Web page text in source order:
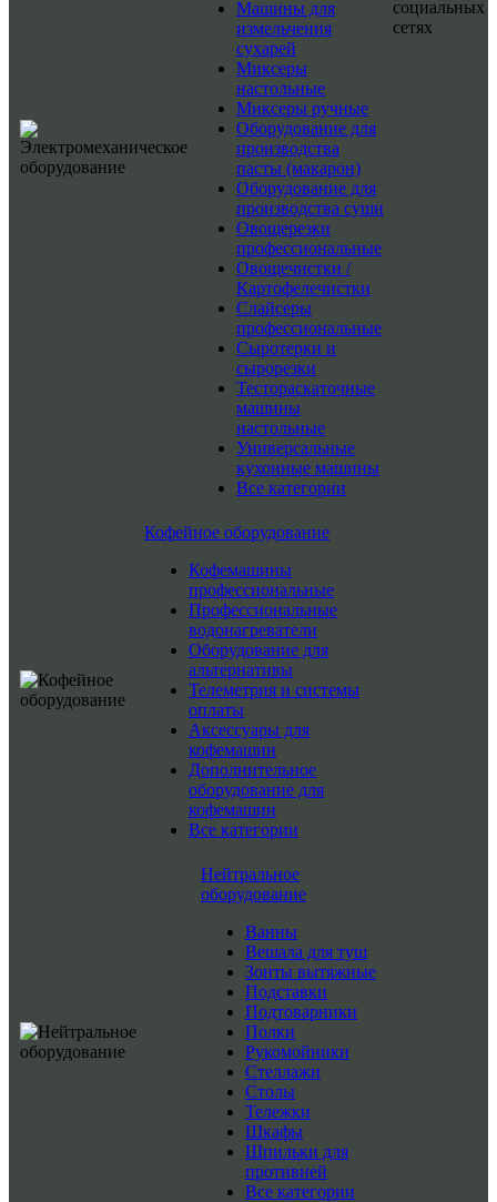
Машины для
измельчения
сухарей
Миксеры
настольные
Миксеры ручные
Оборудование для
производства
пасты (макарон)
Оборудование для
производства суши
Овощерезки
профессиональные
Овощечистки /
Картофелечистки
Слайсеры
профессиональные
Сыротерки и
сырорезки
Тестораскаточные
машины
настольные
Универсальные
кухонные машины
Все категории
Кофейное оборудование
Кофемашины
профессиональные
Профессиональные
водонагреватели
Оборудование для
альтернативы
Телеметрия и системы
оплаты
Аксессуары для
кофемашин
Дополнительное
оборудование для
кофемашин
Все категории
Нейтральное
оборудование
Ванны
Вешала для туш
Зонты вытяжные
Подставки
Подтоварники
Полки
Рукомойники
Стеллажи
Столы
Тележки
Шкафы
Шпильки для
противней
Все категории
социальных
сетях